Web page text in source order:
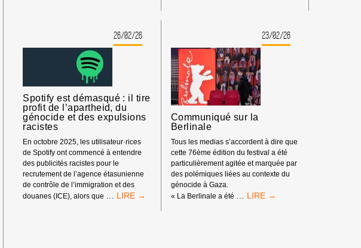
PROGRÈS
HUMAIN,
PARTENAIRE
DE
FESTIVALS
26/02/26
Spotify est démasqué : il tire
profit de l’apartheid, du
génocide et des expulsions
racistes
En octobre 2025, les utilisateur·rices
de Spotify ont commencé à entendre
des publicités racistes pour le
recrutement de l’agence étasunienne
de contrôle de l’immigration et des
douanes (ICE), alors que
SPOTIFY
23/02/26
Communiqué sur la
Berlinale
Tous les medias s’accordent à dire que
cette 76ème édition du festival a été
particulièrement agitée et marquée par
des polémiques liées au contexte du
génocide à Gaza.
« La Berlinale a été
COMMUNIQUÉ